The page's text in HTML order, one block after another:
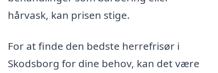
hårvask, kan prisen stige.
For at finde den bedste herrefrisør i
Skodsborg for dine behov, kan det være